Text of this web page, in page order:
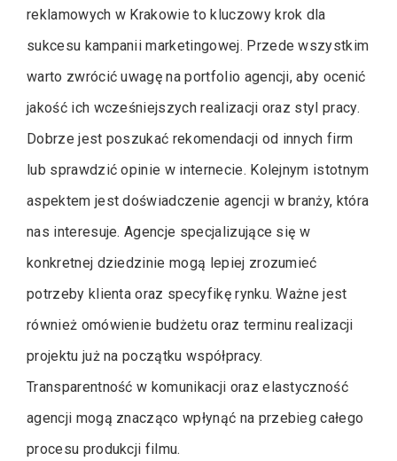
reklamowych w Krakowie to kluczowy krok dla
sukcesu kampanii marketingowej. Przede wszystkim
warto zwrócić uwagę na portfolio agencji, aby ocenić
jakość ich wcześniejszych realizacji oraz styl pracy.
Dobrze jest poszukać rekomendacji od innych firm
lub sprawdzić opinie w internecie. Kolejnym istotnym
aspektem jest doświadczenie agencji w branży, która
nas interesuje. Agencje specjalizujące się w
konkretnej dziedzinie mogą lepiej zrozumieć
potrzeby klienta oraz specyfikę rynku. Ważne jest
również omówienie budżetu oraz terminu realizacji
projektu już na początku współpracy.
Transparentność w komunikacji oraz elastyczność
agencji mogą znacząco wpłynąć na przebieg całego
procesu produkcji filmu.